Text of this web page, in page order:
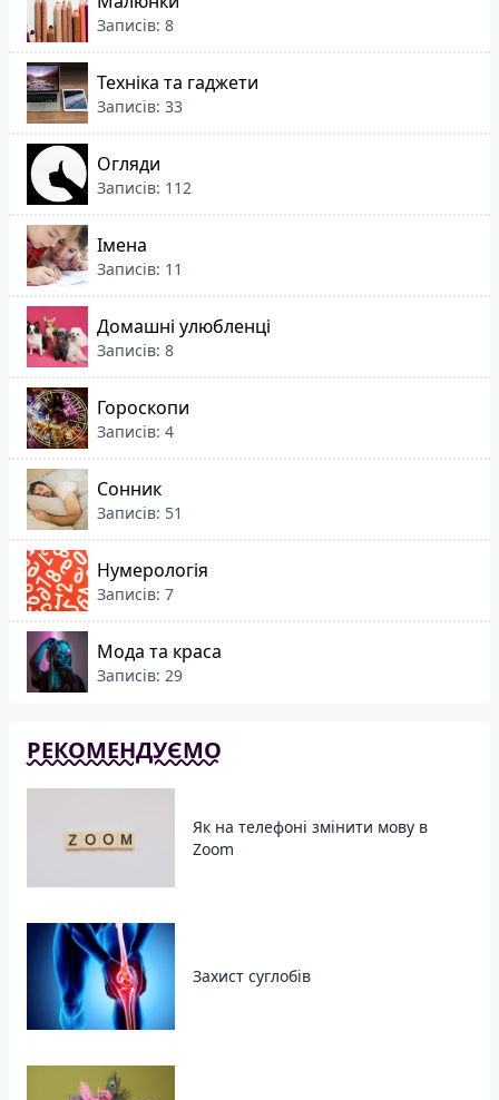
Записів: 8
Техніка та гаджети
Записів: 33
Огляди
Записів: 112
Імена
Записів: 11
Домашні улюбленці
Записів: 8
Гороскопи
Записів: 4
Сонник
Записів: 51
Нумерологія
Записів: 7
Мода та краса
Записів: 29
РЕКОМЕНДУЄМО
Як на телефоні змінити мову в
Zoom
Захист суглобів